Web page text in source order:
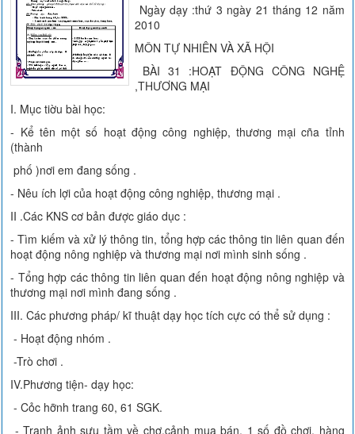
Ngày dạy :thứ 3 ngày 21 tháng 12 năm
2010
MÔN TỰ NHIÊN VÀ XÃ HỘI
BÀI 31 :HOẠT ĐỘNG CÔNG NGHỆ
,THƯƠNG MẠI
I. Mục tiờu bài học:
- Kể tên một số hoạt động công nghiệp, thương mại cña tỉnh
(thành
phố )nơi em đang sống .
- Nêu ích lợi của hoạt động công nghiệp, thương mại .
II .Các KNS cơ bản được giáo dục :
- Tìm kiếm và xử lý thông tin, tổng hợp các thông tin liên quan đến
hoạt động nông nghiệp và thương mại nơi mình sinh sống .
- Tổng hợp các thông tin liên quan đến hoạt động nông nghiệp và
thương mại nơi mình đang sống .
III. Các phương pháp/ kĩ thuật dạy học tích cực có thể sử dụng :
- Hoạt động nhóm .
-Trò chơi .
IV.Phương tiện- dạy học:
- Cỏc hỡnh trang 60, 61 SGK.
- Tranh ảnh sưu tầm về chợ,cảnh mua bán, 1 số đồ chơi, hàng